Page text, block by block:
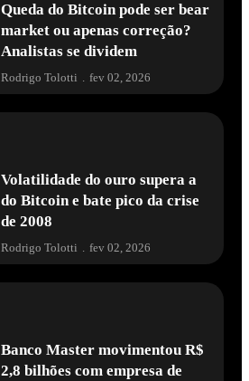
Queda do Bitcoin pode ser bear
market ou apenas correção?
Analistas se dividem
Rodrigo Tolotti . fev 02, 2026
Volatilidade do ouro supera a
do Bitcoin e bate pico da crise
de 2008
Rodrigo Tolotti . fev 02, 2026
Banco Master movimentou R$
2,8 bilhões com empresa de